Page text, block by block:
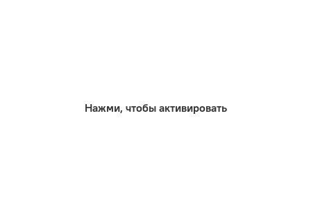
Нажми, чтобы активировать